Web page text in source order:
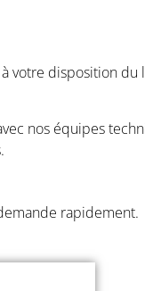
disposition du
nos équipes
rapidement.